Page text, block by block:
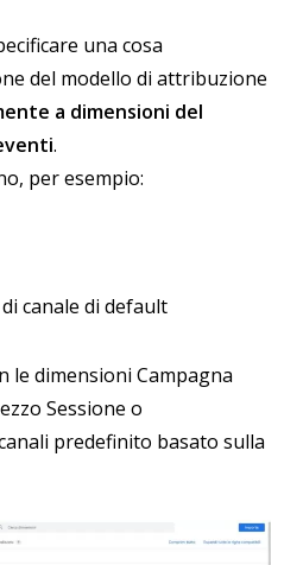
una cosa
del modello di attribuzione
a dimensioni del
.
per esempio:
canale di default
le dimensioni Campagna
Sessione o
predefinito basato sulla